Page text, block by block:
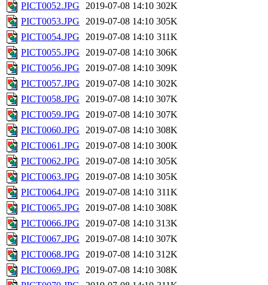
PICT0052.JPG
2019-07-08 14:10 302K
PICT0053.JPG
2019-07-08 14:10 305K
PICT0054.JPG
2019-07-08 14:10 311K
PICT0055.JPG
2019-07-08 14:10 306K
PICT0056.JPG
2019-07-08 14:10 309K
PICT0057.JPG
2019-07-08 14:10 302K
PICT0058.JPG
2019-07-08 14:10 307K
PICT0059.JPG
2019-07-08 14:10 307K
PICT0060.JPG
2019-07-08 14:10 308K
PICT0061.JPG
2019-07-08 14:10 300K
PICT0062.JPG
2019-07-08 14:10 305K
PICT0063.JPG
2019-07-08 14:10 305K
PICT0064.JPG
2019-07-08 14:10 311K
PICT0065.JPG
2019-07-08 14:10 308K
PICT0066.JPG
2019-07-08 14:10 313K
PICT0067.JPG
2019-07-08 14:10 307K
PICT0068.JPG
2019-07-08 14:10 312K
PICT0069.JPG
2019-07-08 14:10 308K